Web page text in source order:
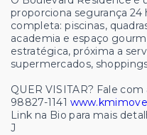
proporciona segurança 24
completa: piscinas,
academia e espaço
estratégica, próxima a
supermercados,
QUER VISITAR? Fale
98827-1141
Link na Bio para mais
J